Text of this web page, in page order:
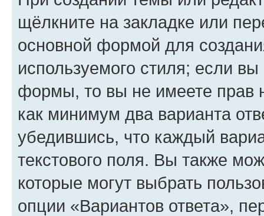
щёлкните на закладке или
основной формой для
используемого стиля; если
формы, то вы не имеете прав
как минимум два варианта
убедившись, что каждый
текстового поля. Вы также
которые могут выбрать
опции «Вариантов ответа»,